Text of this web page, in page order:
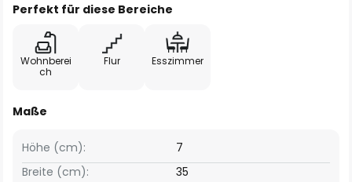
Perfekt für diese Bereiche
Wohnberei
ch
Flur Esszimmer
Maße
Breite (cm): 35
Höhe (cm): 7